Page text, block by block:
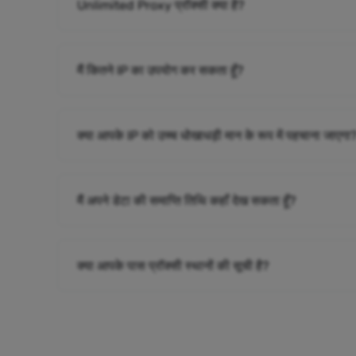
Unlimited Proxy प्रॉक्सी क्या है?
मैं कितने IP का उपयोग कर सकता हूँ?
क्या आपके IP को उच्च धोखाधड़ी मान के रूप में पहचाना
मैं अपने डेटा की समाप्ति तिथि कहाँ देख सकता हूँ?
क्या आपके पास प्रॉक्सी स्थानों की सूची है?